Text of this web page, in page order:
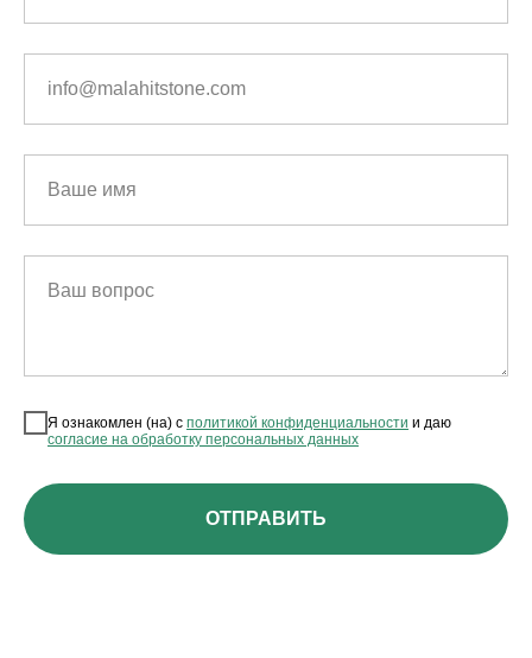
info@malahitstone.com
Ваше имя
Ваш вопрос
Я ознакомлен (на) с политикой конфиденциальности и даю
согласие на обработку персональных данных
ОТПРАВИТЬ